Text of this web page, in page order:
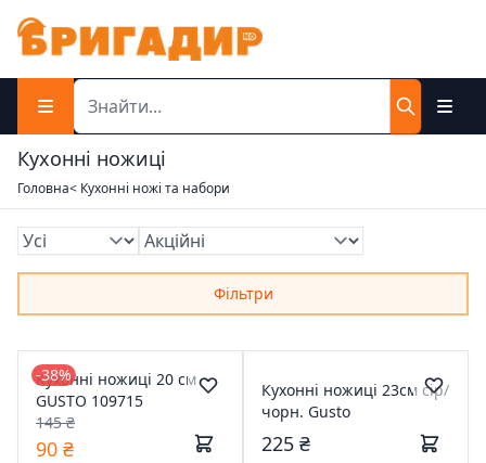
Кухонні ножиці
Головна< Кухонні ножі та набори
Фільтри
-38%
Кухонні ножиці 20 см
GUSTO 109715
145 ₴
90 ₴
Кухонні ножиці 23см сір/
чорн. Gusto
225 ₴